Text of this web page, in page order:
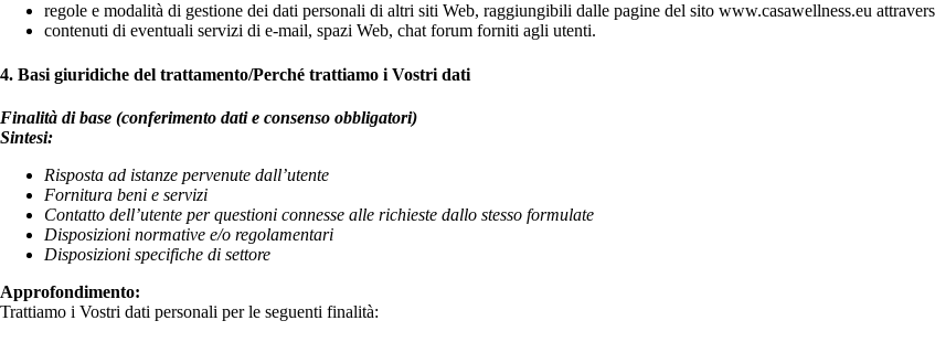
regole e modalità di gestione dei dati personali di altri siti Web, raggiungibili dalle pagine del sito www.casawellness.eu
contenuti di eventuali servizi di e-mail, spazi Web, chat forum forniti agli utenti.
4. Basi giuridiche del trattamento/Perché trattiamo i Vostri dati
Finalità di base (conferimento dati e consenso obbligatori)
Sintesi:
Risposta ad istanze pervenute dall’utente
Fornitura beni e servizi
Contatto dell’utente per questioni connesse alle richieste dallo stesso formulate
Disposizioni normative e/o regolamentari
Disposizioni specifiche di settore
Approfondimento:
Trattiamo i Vostri dati personali per le seguenti finalità: